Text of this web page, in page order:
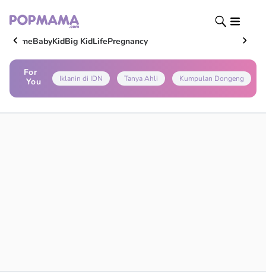
HomeBabyKidBig KidLifePregnancy
For
You
Iklanin di IDN Tanya Ahli Kumpulan Dongeng